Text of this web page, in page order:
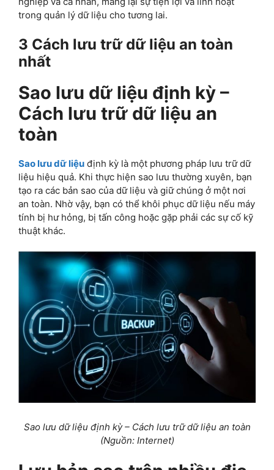
trong quản lý dữ liệu cho tương lai.
3 Cách lưu trữ dữ liệu an toàn
nhất
Sao lưu dữ liệu định kỳ –
Cách lưu trữ dữ liệu an
toàn
Sao lưu dữ liệu định kỳ là một phương pháp lưu trữ dữ
liệu hiệu quả. Khi thực hiện sao lưu thường xuyên, bạn
tạo ra các bản sao của dữ liệu và giữ chúng ở một nơi
an toàn. Nhờ vậy, bạn có thể khôi phục dữ liệu nếu máy
tính bị hư hỏng, bị tấn công hoặc gặp phải các sự cố kỹ
thuật khác.
Sao lưu dữ liệu định kỳ – Cách lưu trữ dữ liệu an toàn
(Nguồn: Internet)